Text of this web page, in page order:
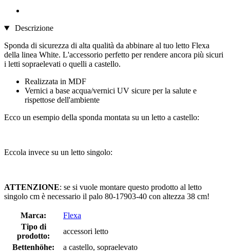
Descrizione
Sponda di sicurezza di alta qualità da abbinare al tuo letto Flexa
della linea White. L'accessorio perfetto per rendere ancora più sicuri
i letti sopraelevati o quelli a castello.
Realizzata in MDF
Vernici a base acqua/vernici UV sicure per la salute e
rispettose dell'ambiente
Ecco un esempio della sponda montata su un letto a castello:
Eccola invece su un letto singolo:
ATTENZIONE: se si vuole montare questo prodotto al letto
singolo cm è necessario il palo 80-17903-40 con altezza 38 cm!
Marca:
Flexa
Tipo di
prodotto:
accessori letto
Bettenhöhe:
a castello, sopraelevato